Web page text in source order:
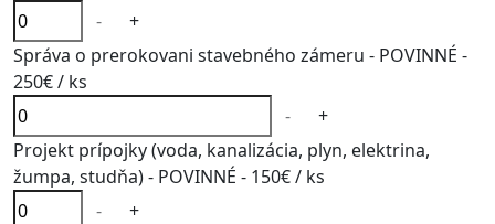
-
+
Správa o prerokovani stavebného zámeru - POVINNÉ -
250€/ ks
-
+
Projekt prípojky (voda, kanalizácia, plyn, elektrina,
žumpa, studňa) - POVINNÉ - 150€/ ks
-
+